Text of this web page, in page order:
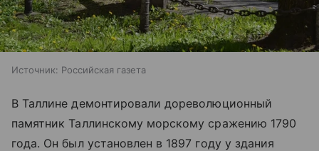
Источник: Российская газета
В Таллине демонтировали дореволюционный
памятник Таллинскому морскому сражению 1790
года. Он был установлен в 1897 году у здания